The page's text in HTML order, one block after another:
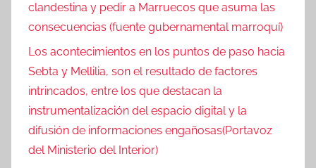
clandestina y pedir a Marruecos que asuma las
consecuencias (fuente gubernamental marroquí)
Los acontecimientos en los puntos de paso hacia
Sebta y Mellilia, son el resultado de factores
intrincados, entre los que destacan la
instrumentalización del espacio digital y la
difusión de informaciones engañosas(Portavoz
del Ministerio del Interior)